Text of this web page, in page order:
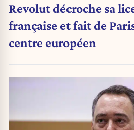
Revolut décroche sa
française et fait de
centre européen